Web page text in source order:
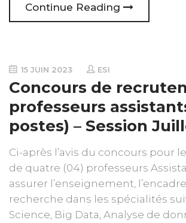
Continue Reading
15 JUIN 2023 ESI
Concours de
professeurs
postes) – Session
Ci-après l’avis du concours pour
de quatre (04) professeurs
assurer l’enseignement,
recherche dans les spécialités
Science, Big Data, Analyse de